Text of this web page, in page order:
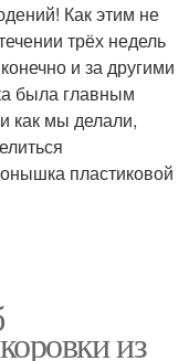
Как этим не
трёх недель
и за другими
была главным
как мы делали,
пластиковой
из